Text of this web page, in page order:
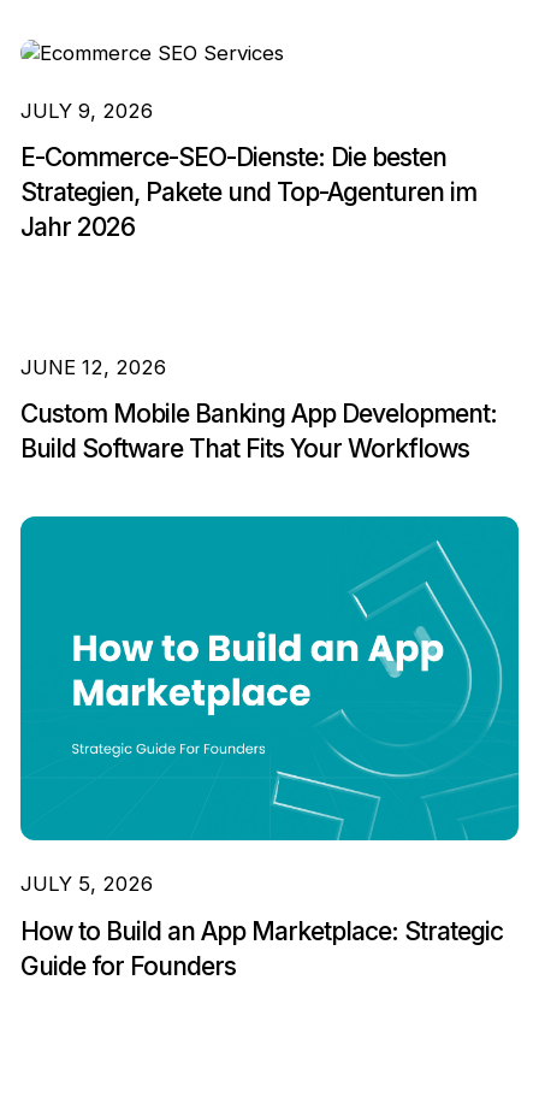
JULY 9, 2026
E-Commerce-SEO-Dienste: Die besten
Strategien, Pakete und Top-Agenturen im
Jahr 2026
JUNE 12, 2026
Custom Mobile Banking App Development:
Build Software That Fits Your Workflows
JULY 5, 2026
How to Build an App Marketplace: Strategic
Guide for Founders